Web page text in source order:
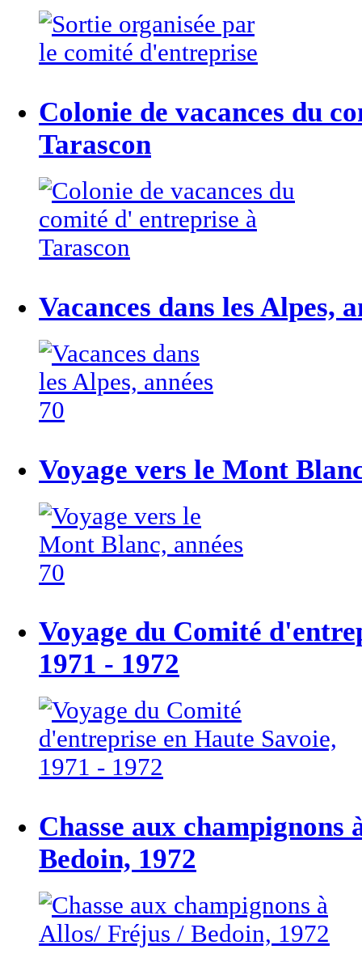
Colonie de vacances du
Tarascon
Vacances dans les Alpes,
Voyage vers le Mont
Voyage du Comité
1971 - 1972
Chasse aux champignons
Bedoin, 1972